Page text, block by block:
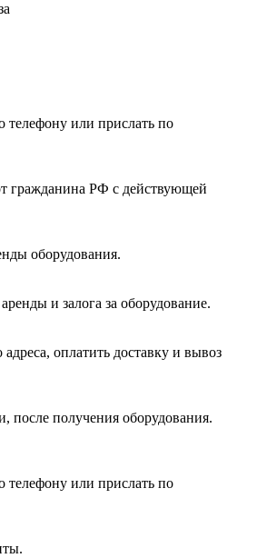
телефону или прислать по
гражданина РФ с действующей
оборудования.
и залога за оборудование.
адреса, оплатить доставку и вывоз
после получения оборудования.
телефону или прислать по